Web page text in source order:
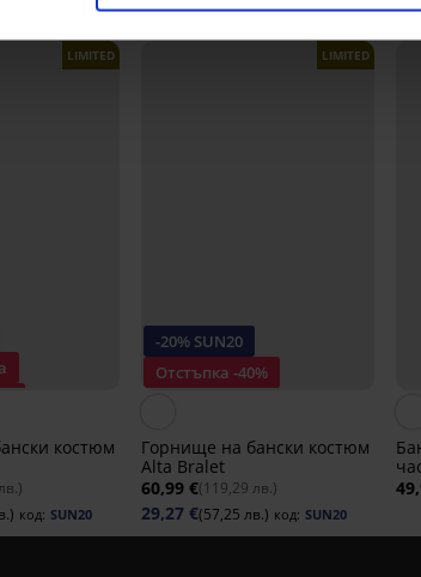
LIMITED
костюм
код: SUN20
-20% SUN20
Отстъпка -40%
LIMITED
Горнище на бански костюм
Alta Bralet
60,99 €(119,29 лв.)
29,27 €(57,25 лв.) код: SUN20